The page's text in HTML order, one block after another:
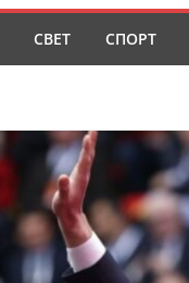
СВЕТ СПОРТ